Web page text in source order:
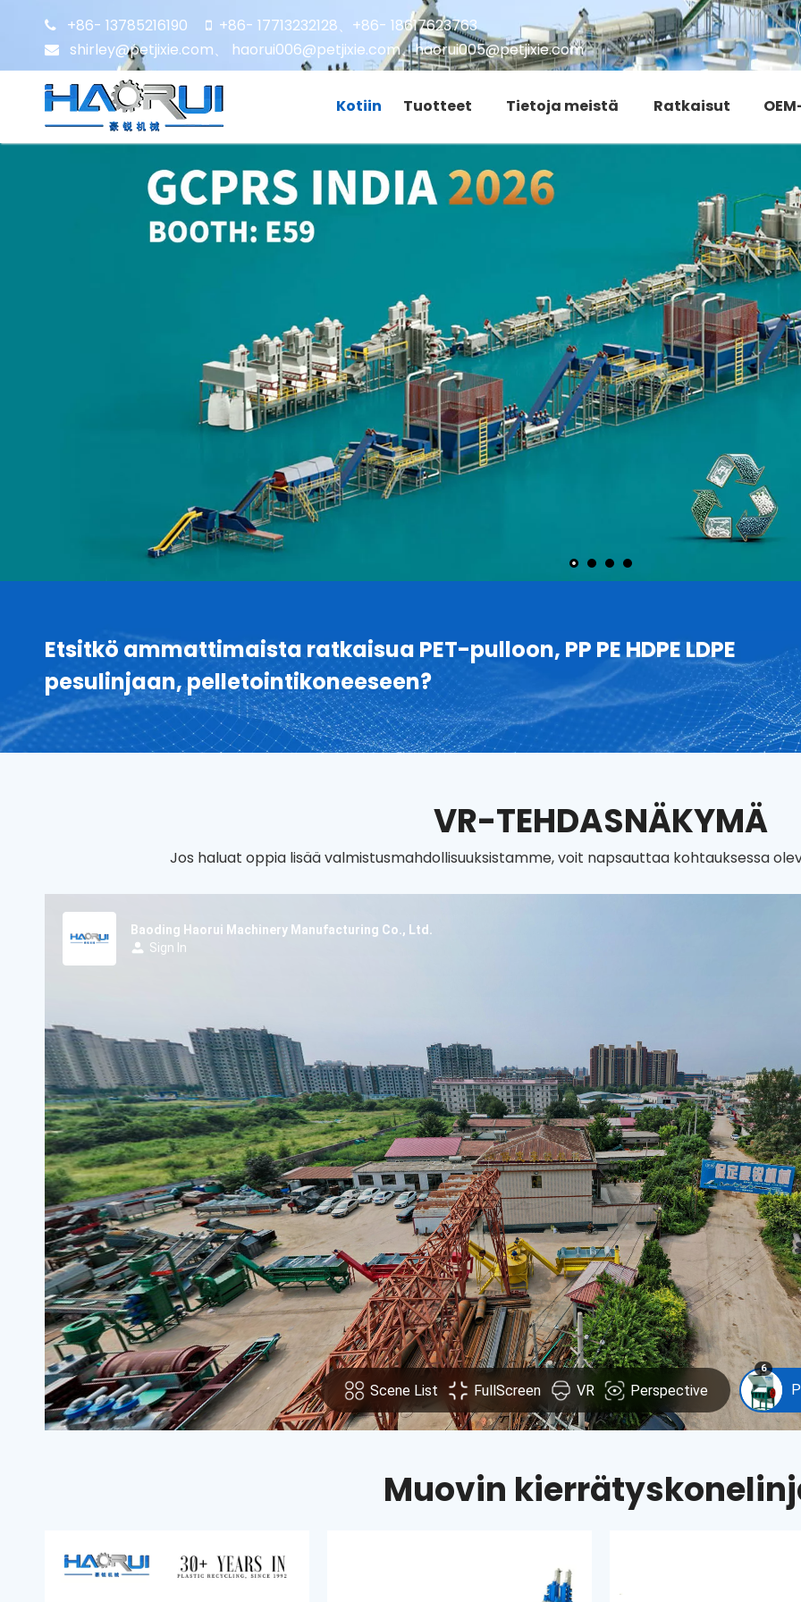
 +86- 13785216190  +86- 17713232128 +86- 18617623763
 shirley@petjixie.com、 haorui006@petjixie.com、haorui005@petjixie.com
Kotiin Tuotteet Tietoja meistä Ratkaisut
Etsitkö ammattimaista ratkaisua PET-pulloon, PP PE HDPE LDPE
pesulinjaan, pelletointikoneeseen?
VR-TEHDASNÄKYMÄ
Jos haluat oppia lisää valmistusmahdollisuuksistamme, voit napsauttaa kohtauksessa
Muovin